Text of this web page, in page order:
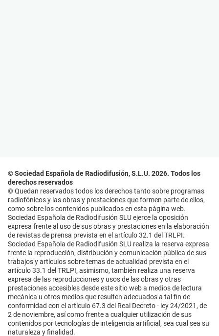
© Sociedad Española de Radiodifusión, S.L.U. 2026. Todos los
derechos reservados
© Quedan reservados todos los derechos tanto sobre programas
radiofónicos y las obras y prestaciones que formen parte de ellos,
como sobre los contenidos publicados en esta página web.
Sociedad Española de Radiodifusión SLU ejerce la oposición
expresa frente al uso de sus obras y prestaciones en la elaboración
de revistas de prensa prevista en el artículo 32.1 del TRLPI.
Sociedad Española de Radiodifusión SLU realiza la reserva expresa
frente la reproducción, distribución y comunicación pública de sus
trabajos y artículos sobre temas de actualidad prevista en el
artículo 33.1 del TRLPI, asimismo, también realiza una reserva
expresa de las reproducciones y usos de las obras y otras
prestaciones accesibles desde este sitio web a medios de lectura
mecánica u otros medios que resulten adecuados a tal fin de
conformidad con el artículo 67.3 del Real Decreto - ley 24/2021, de
2 de noviembre, así como frente a cualquier utilización de sus
contenidos por tecnologías de inteligencia artificial, sea cual sea su
naturaleza y finalidad.